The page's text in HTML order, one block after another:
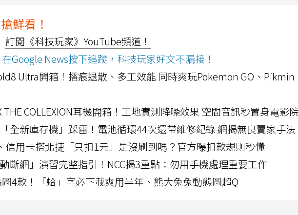
鮮看！
訂閱《科技玩家》YouTube頻道！
Google News按下追蹤，科技玩家好文不漏接！
Ultra開箱！摺痕退散、多工效能 同時爽玩Pokemon GO、Pikmin
THE COLLEXION耳機開箱！工地實測降噪效果 空間音訊秒置身電影
全新庫存機」踩雷！電池循環44次還帶維修紀錄 網揭無良賣家手法
信用卡搭北捷「只扣1元」是沒刷到嗎？官方曝扣款規則秒懂
斷網」演習完整指引！NCC揭3重點：勿用手機處理重要工作
圖4款！「蛤」字必下載爽用半年、熊大兔兔動態圖超Q